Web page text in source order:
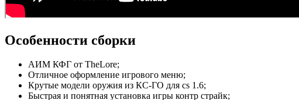
Особенности сборки
АИМ КФГ от TheLore;
Отличное оформление игрового меню;
Крутые модели оружия из КС-ГО для cs 1.6;
Быстрая и понятная установка игры контр страйк;